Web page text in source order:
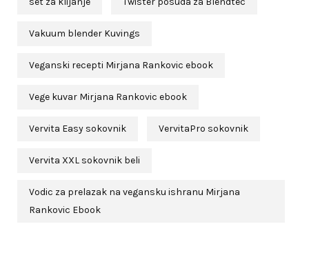
Vakuum blender Kuvings
Veganski recepti Mirjana Rankovic ebook
Vege kuvar Mirjana Rankovic ebook
Vervita Easy sokovnik VervitaPro sokovnik
Vervita XXL sokovnik beli
Vodic za prelazak na vegansku ishranu Mirjana
Rankovic Ebook